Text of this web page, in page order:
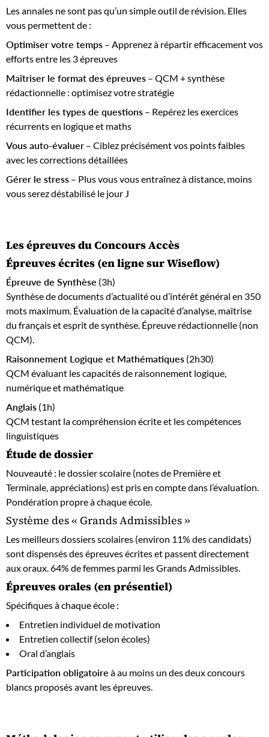
Les annales ne sont pas qu’un simple outil de révision. Elles
vous permettent de :
Optimiser votre temps – Apprenez à répartir efficacement vos
efforts entre les 3 épreuves
Maîtriser le format des épreuves – QCM + synthèse
rédactionnelle : optimisez votre stratégie
Identifier les types de questions – Repérez les exercices
récurrents en logique et maths
Vous auto-évaluer – Ciblez précisément vos points faibles
avec les corrections détaillées
Gérer le stress – Plus vous vous entraînez à distance, moins
vous serez déstabilisé le jour J
Les épreuves du Concours Accès
Épreuves écrites (en ligne sur Wiseflow)
Épreuve de Synthèse (3h)
Synthèse de documents d’actualité ou d’intérêt général en 350
mots maximum. Évaluation de la capacité d’analyse, maîtrise
du français et esprit de synthèse. Épreuve rédactionnelle (non
QCM).
Raisonnement Logique et Mathématiques (2h30)
QCM évaluant les capacités de raisonnement logique,
numérique et mathématique
Anglais (1h)
QCM testant la compréhension écrite et les compétences
linguistiques
Étude de dossier
Nouveauté : le dossier scolaire (notes de Première et
Terminale, appréciations) est pris en compte dans l’évaluation.
Pondération propre à chaque école.
Système des « Grands Admissibles »
Les meilleurs dossiers scolaires (environ 11% des candidats)
sont dispensés des épreuves écrites et passent directement
aux oraux. 64% de femmes parmi les Grands Admissibles.
Épreuves orales (en présentiel)
Spécifiques à chaque école :
Entretien individuel de motivation
Entretien collectif (selon écoles)
Oral d’anglais
Participation obligatoire à au moins un des deux concours
blancs proposés avant les épreuves.